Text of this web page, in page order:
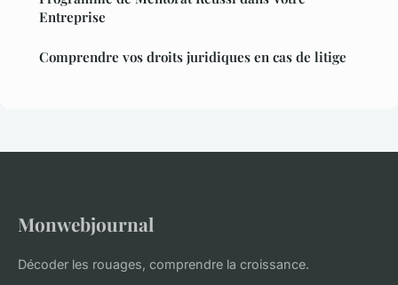
Entreprise
Comprendre vos droits juridiques en cas de litige
Monwebjournal
Décoder les rouages, comprendre la croissance.